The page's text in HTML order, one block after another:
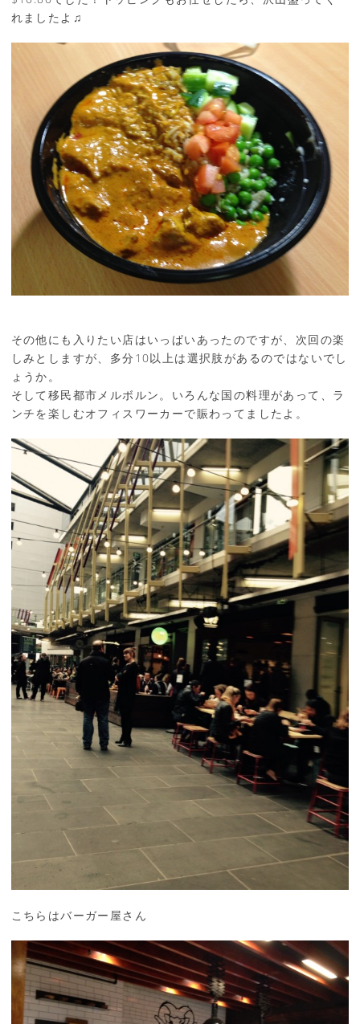
れましたよ♫
その他にも入りたい店はいっぱいあったのですが、次回の楽
しみとしますが、多分10以上は選択肢があるのではないでし
ょうか。
そして移民都市メルボルン。いろんな国の料理があって、ラ
ンチを楽しむオフィスワーカーで賑わってましたよ。
こちらはバーガー屋さん